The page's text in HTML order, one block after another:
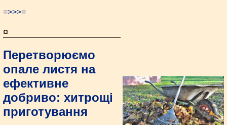
=>>>=
¤
Перетворюємо
опале листя на
ефективне
добриво: хитрощі
приготування